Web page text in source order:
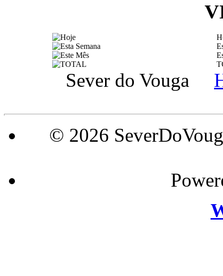
Sever do Vouga
© 2026